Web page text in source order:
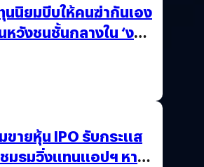
นิยมบีบให้คนฆ่ากันเอง
วังชนชั้นกลางใน ‘งาน
ขายหุ้น IPO รับกระแส
ชมรมวิ่งแทนแอปฯ หาคู่